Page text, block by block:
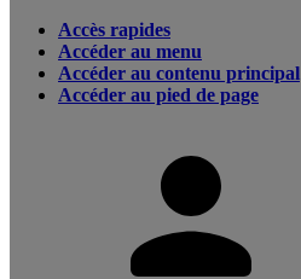
Accès rapides
Accéder au menu
Accéder au contenu principal
Accéder au pied de page